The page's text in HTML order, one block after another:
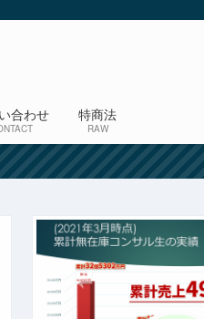
合わせ 特商法
RAW